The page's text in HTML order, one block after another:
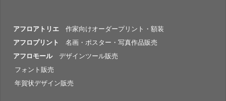
アフロアトリエ 作家向けオーダープリント・額装
アフロプリント
名画・ポスター・写真作品販売
アフロモールデザインツール販売
フォント販売
年賀状デザイン販売